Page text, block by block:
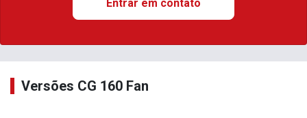
Entrar em contato
Versões CG 160 Fan